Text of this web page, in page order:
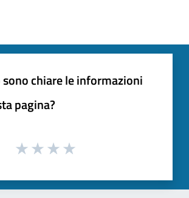
sono chiare le informazioni
pagina?